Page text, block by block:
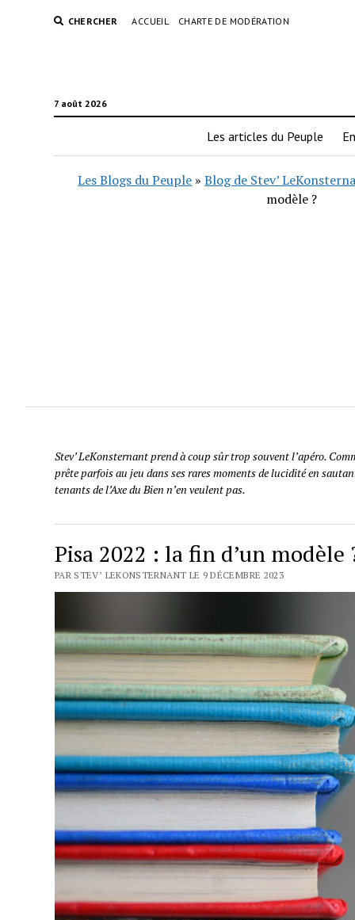
CHERCHER ACCUEIL CHARTE DE MODÉRATION
7 août 2026
Les articles du Peuple
Les Blogs du Peuple »Blog de Stev’
modèle ?
Stev’ LeKonsternant prend à coup sûr trop souvent l’apéro.
prête parfois au jeu dans ses rares moments de lucidité en
tenants de l’Axe du Bien n’en veulent pas.
Pisa 2022 : la fin d’un modèle
PAR STEV’ LEKONSTERNANT LE 9 DÉCEMBRE 2023